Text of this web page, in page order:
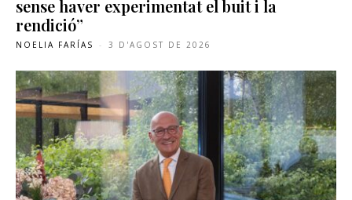
sense haver experimentat el buit i la
rendició”
NOELIA FARÍAS - 3 D'AGOST DE 2026